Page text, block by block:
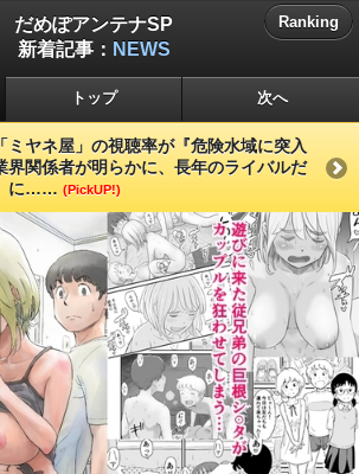
だめぽアンテナSP
新着記事： NEWS
Ranking
トップ 次へ
ミヤネ屋」の視聴率が『危険水域に突入
界関係者が明らかに、長年のライバルだ
に…… (PickUP!)